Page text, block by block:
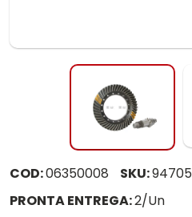
COD:06350008 SKU:94705
PRONTA ENTREGA:2/Un